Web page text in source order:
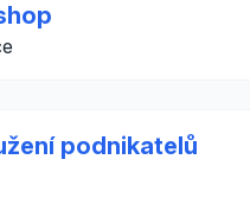
podnikatelů